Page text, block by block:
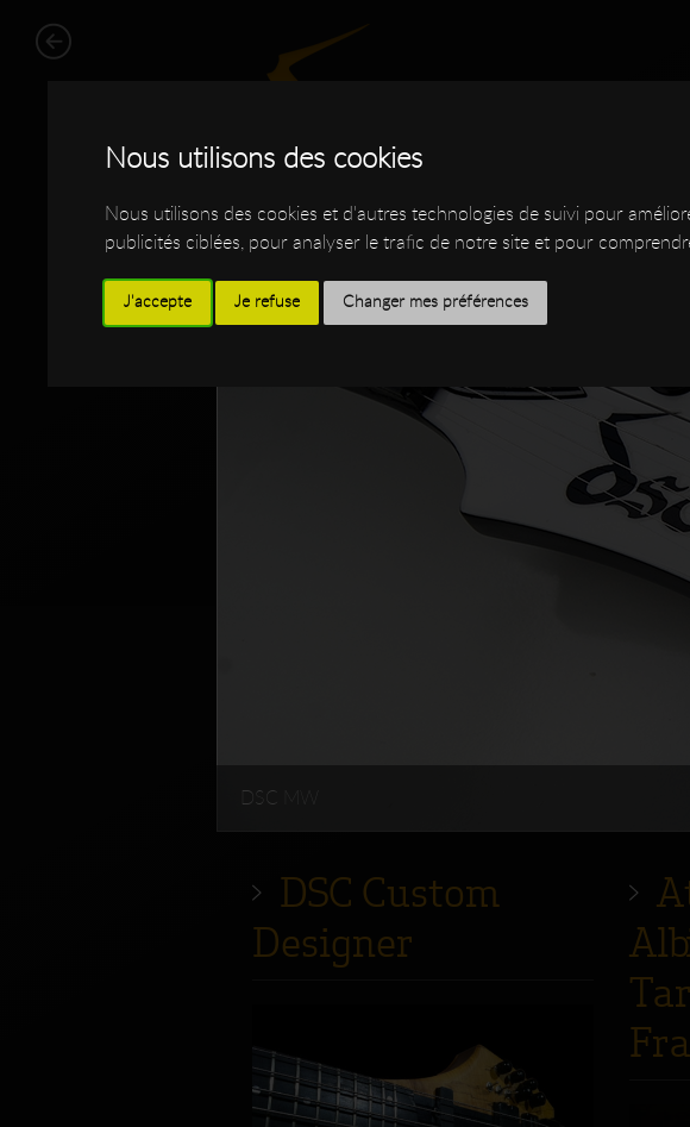
Nous utilisons des cookies
Nous utilisons des cookies et d'autres technologies de suivi pour
publicités ciblées, pour analyser le trafic de notre site et pour
J'accepte Je refuse Changer mes préférences
DSC MW
DSC Custom
Designer